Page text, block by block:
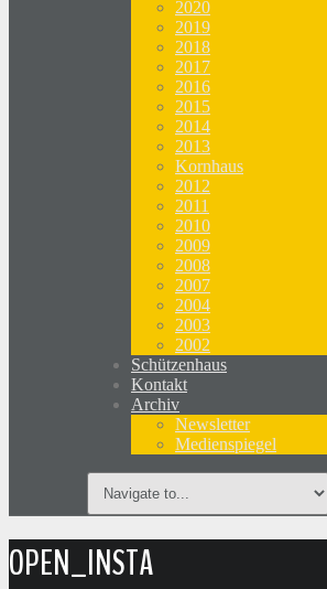
2020
2019
2018
2017
2016
2015
2014
2013
Kornhaus
2012
2011
2010
2009
2008
2007
2004
2003
2002
Schützenhaus
Kontakt
Archiv
Newsletter
Medienspiegel
OPEN_INSTA